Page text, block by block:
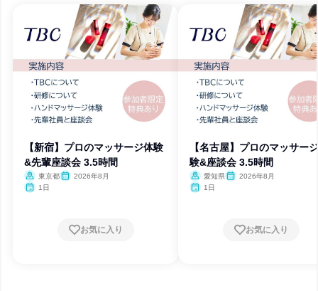
【新宿】プロのマッサージ体験
&先輩座談会 3.5時間
東京都
2026年8月
1日
お気に入り
【名古屋】プロのマッサー
験&座談会 3.5時間
愛知県
2026年8月
1日
お気に入り